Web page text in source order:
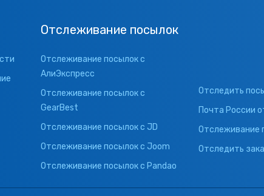
Отслеживание посылок
Отслеживание посылок с
АлиЭкспресс
Отслеживание посылок с
GearBest
Отслеживание посылок с JD
Отслеживание посылок с Joom
Отслеживание посылок с Pandao
Отследить
Почта России
Отслеживание
Отследить